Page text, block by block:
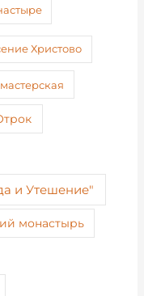
Христово
и Утешение"
монастырь